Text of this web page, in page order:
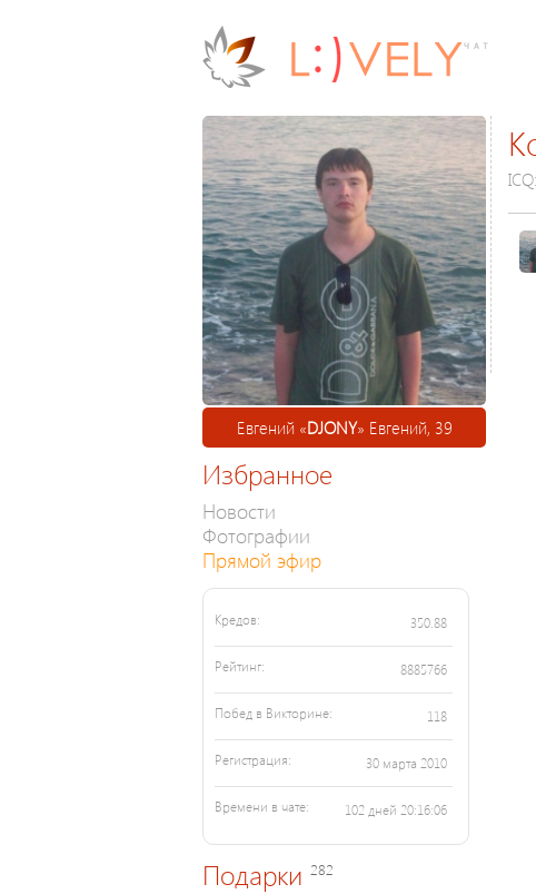
Евгений «DJONY» Евгений, 39
Избранное
Новости
Фотографии
Прямой эфир
Кредов: 350.88
Рейтинг: 8885766
Побед в Викторине: 118
Регистрация: 30 марта 2010
Времени в чате: 102 дней 20:16:06
Подарки 282
ICQ: